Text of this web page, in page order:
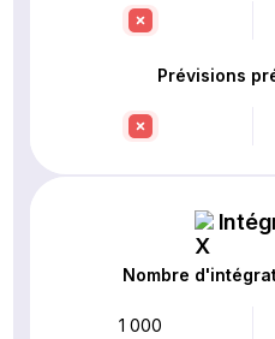
Prévisions
Nombre
1 000